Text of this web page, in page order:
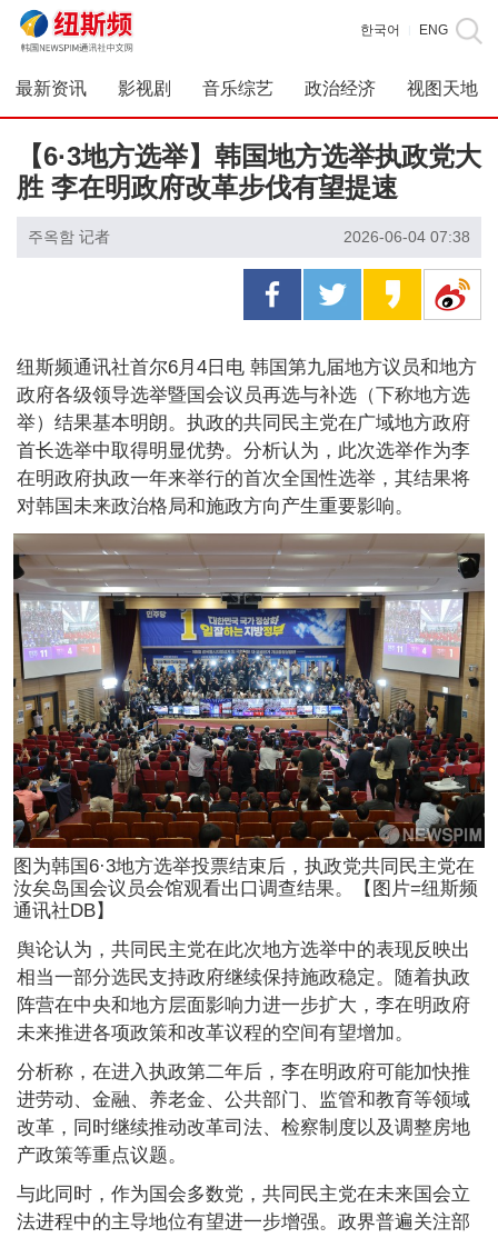
한국어 ENG
最新资讯 影视剧 音乐综艺 政治经济 视图天地
【6·3地方选举】韩国地方选举执政党大
胜 李在明政府改革步伐有望提速
주옥함 记者 2026-06-04 07:38
纽斯频通讯社首尔6月4日电 韩国第九届地方议员和地方
政府各级领导选举暨国会议员再选与补选（下称地方选
举）结果基本明朗。执政的共同民主党在广域地方政府
首长选举中取得明显优势。分析认为，此次选举作为李
在明政府执政一年来举行的首次全国性选举，其结果将
对韩国未来政治格局和施政方向产生重要影响。
图为韩国6·3地方选举投票结束后，执政党共同民主党在
汝矣岛国会议员会馆观看出口调查结果。【图片=纽斯频
通讯社DB】
舆论认为，共同民主党在此次地方选举中的表现反映出
相当一部分选民支持政府继续保持施政稳定。随着执政
阵营在中央和地方层面影响力进一步扩大，李在明政府
未来推进各项政策和改革议程的空间有望增加。
分析称，在进入执政第二年后，李在明政府可能加快推
进劳动、金融、养老金、公共部门、监管和教育等领域
改革，同时继续推动改革司法、检察制度以及调整房地
产政策等重点议题。
与此同时，作为国会多数党，共同民主党在未来国会立
法进程中的主导地位有望进一步增强。政界普遍关注部